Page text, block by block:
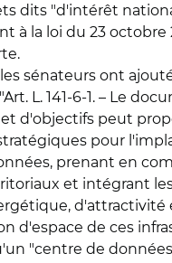
dits "d'intérêt
à la loi du 23 octobre
sénateurs ont
L. 141‑6‑1. – Le
d'objectifs peut
égiques pour l '
ées, prenant en
et intégrant
étique, d'attractivité
d'espace de ces
"centre de